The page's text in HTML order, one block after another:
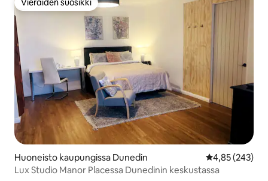
Vieraiden suosikki
Vieraiden suosikki
Huoneisto kaupungissa Dunedin
4,85 (243)
Lux Studio Manor Placessa Dunedinin keskustassa